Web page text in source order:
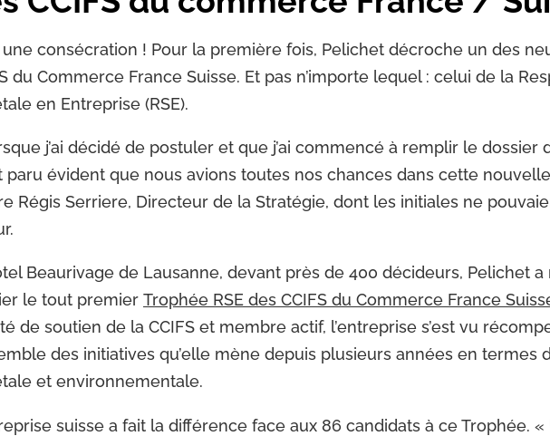
une consécration ! Pour la première fois, Pelichet décroche un des
du Commerce France Suisse. Et pas n’importe lequel : celui de la
en Entreprise (RSE).
j’ai décidé de postuler et que j’ai commencé à remplir le dossier
paru évident que nous avions toutes nos chances dans cette
Régis Serriere, Directeur de la Stratégie, dont les initiales ne
Beaurivage de Lausanne, devant près de 400 décideurs, Pelichet
le tout premier Trophée RSE des CCIFS du Commerce France
de soutien de la CCIFS et membre actif, l’entreprise s’est vu
des initiatives qu’elle mène depuis plusieurs années en termes
et environnementale.
suisse a fait la différence face aux 86 candidats à ce Trophée.